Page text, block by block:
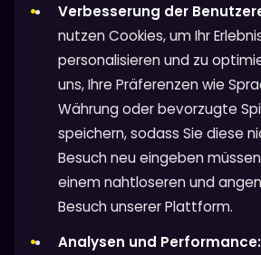
Verbesserung der
nutzen Cookies, um Ihr
personalisieren und zu
uns, Ihre Präferenzen wie
Währung oder bevorzugte
speichern, sodass Sie diese
Besuch neu eingeben
einem nahtloseren und
Besuch unserer Plattform.
Analysen und Performance: